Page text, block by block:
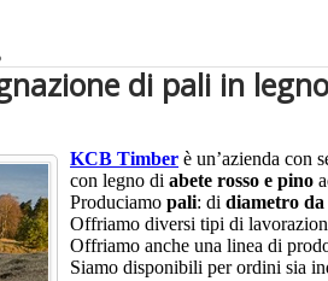
di pali in legno
KCB Timber è un’azienda con
con legno di abete rosso e pino
Produciamo pali: di diametro da
Offriamo diversi tipi di
Offriamo anche una linea di
Siamo disponibili per ordini sia